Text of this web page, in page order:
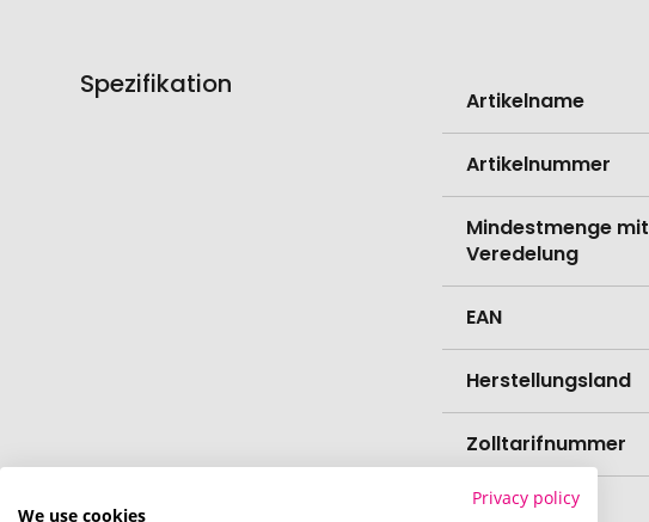
Spezifikation
Informationen
Artikelname
Artikelnummer
Mindestmenge mit
Veredelung
EAN
Herstellungsland
Zolltarifnummer
Marke
Privacy policy
We use cookies